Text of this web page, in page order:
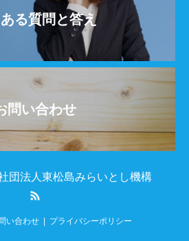
る質問と答え
問い合わせ
団法人東松島みらいとし機構
い合わせ プライバシーポリシー